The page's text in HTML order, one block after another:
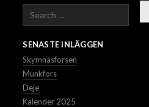
Search
SENASTE INLÄGGEN
Skymnäsforsen
Munkfors
Deje
Kalender 2025